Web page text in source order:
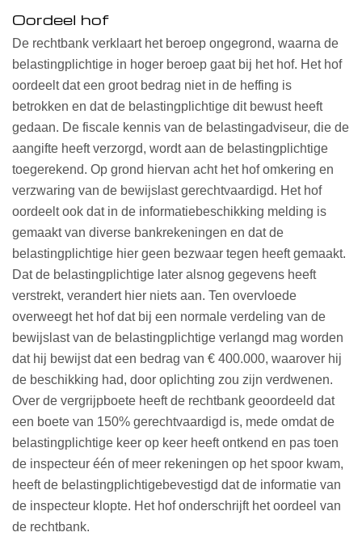
Oordeel hof
De rechtbank verklaart het beroep ongegrond, waarna de
belastingplichtige in hoger beroep gaat bij het hof. Het hof
oordeelt dat een groot bedrag niet in de heffing is
betrokken en dat de belastingplichtige dit bewust heeft
gedaan. De fiscale kennis van de belastingadviseur, die de
aangifte heeft verzorgd, wordt aan de belastingplichtige
toegerekend. Op grond hiervan acht het hof omkering en
verzwaring van de bewijslast gerechtvaardigd. Het hof
oordeelt ook dat in de informatiebeschikking melding is
gemaakt van diverse bankrekeningen en dat de
belastingplichtige hier geen bezwaar tegen heeft gemaakt.
Dat de belastingplichtige later alsnog gegevens heeft
verstrekt, verandert hier niets aan. Ten overvloede
overweegt het hof dat bij een normale verdeling van de
bewijslast van de belastingplichtige verlangd mag worden
dat hij bewijst dat een bedrag van € 400.000, waarover hij
de beschikking had, door oplichting zou zijn verdwenen.
Over de vergrijpboete heeft de rechtbank geoordeeld dat
een boete van 150% gerechtvaardigd is, mede omdat de
belastingplichtige keer op keer heeft ontkend en pas toen
de inspecteur één of meer rekeningen op het spoor kwam,
heeft de belastingplichtigebevestigd dat de informatie van
de inspecteur klopte. Het hof onderschrijft het oordeel van
de rechtbank.